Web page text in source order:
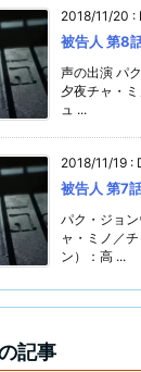
2018/11/20 :
被告人 第8
声の出演 パ
夕夜チャ・
ュ ...
2018/11/19 :
被告人 第7
パク・ジョ
ャ・ミノ／
ン）：高 ...
記事